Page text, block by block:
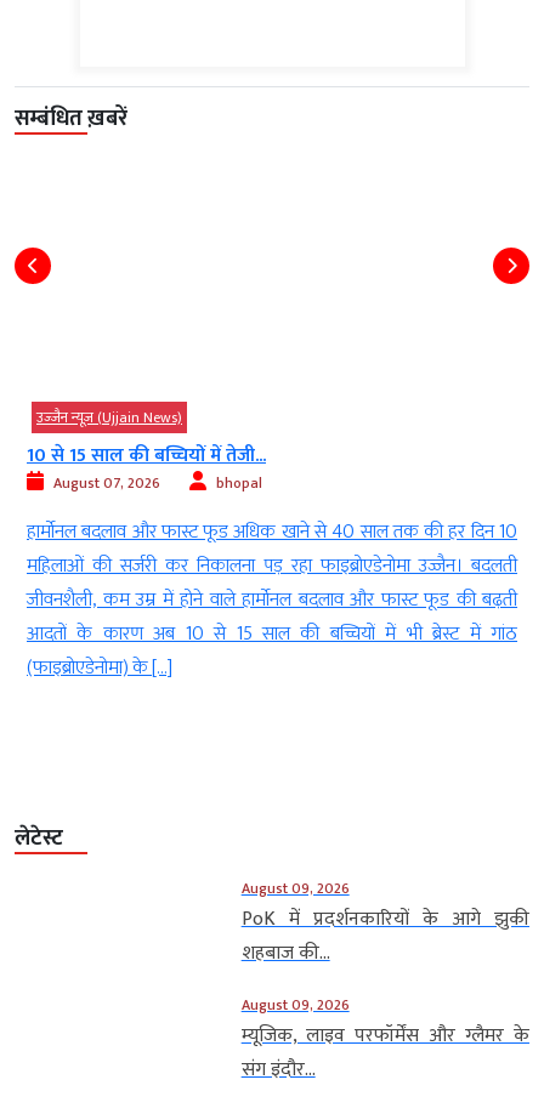
सम्बंधित ख़बरें
उज्‍जैन न्यूज़ (Ujjain News)
10 से 15 साल की बच्चियों में तेजी...
August 07, 2026 bhopal
हार्मोनल बदलाव और फास्ट फूड अधिक खाने से 40 साल तक की हर दिन 10
महिलाओं की सर्जरी कर निकालना पड़ रहा फाइब्रोएडेनोमा उज्जैन। बदलती
जीवनशैली, कम उम्र में होने वाले हार्मोनल बदलाव और फास्ट फूड की बढ़ती
आदतों के कारण अब 10 से 15 साल की बच्चियों में भी ब्रेस्ट में गांठ
(फाइब्रोएडेनोमा) के […]
लेटेस्ट
August 09, 2026
PoK में प्रदर्शनकारियों के आगे झुकी
शहबाज की...
August 09, 2026
म्यूजिक, लाइव परफॉर्मेंस और ग्लैमर के
संग इंदौर...